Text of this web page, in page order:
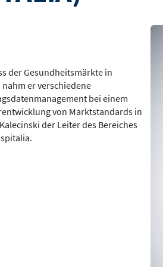
der Gesundheitsmärkte in
er verschiedene
bei einem
von Marktstandards in
der Leiter des Bereiches